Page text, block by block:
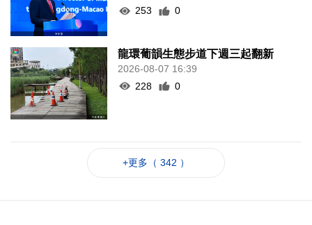
253
0
龍環葡韻生態步道下週三起翻新
2026-08-07 16:39
228
0
+更多（ 342 ）